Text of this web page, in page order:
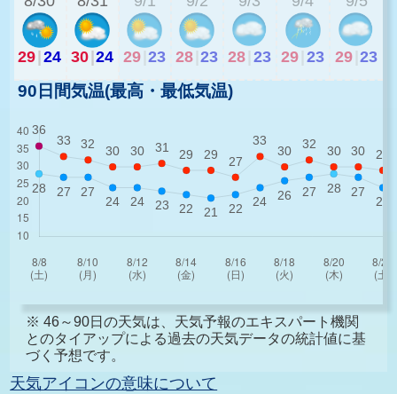
29|24 30|24 29 23 28 23 28 23 29 23 29 23
90日間気温(最高・最低気温)
※ 46～90日の天気は、天気予報のエキスパート機関
とのタイアップによる過去の天気データの統計値に基
づく予想です。
天気アイコンの意味について